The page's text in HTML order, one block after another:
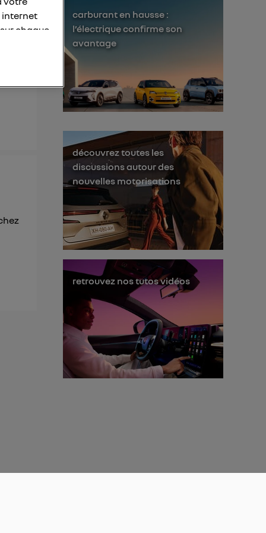
carburant en hausse :
l’électrique confirme son
avantage
découvrez toutes les
discussions autour des
nouvelles motorisations
retrouvez nos tutos vidéos
internet
chaque
adresse
même
du
plus